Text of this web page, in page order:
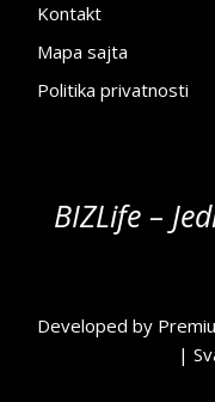
Kontakt
Mapa sajta
Politika privatnosti
BIZLife –
Developed by
|